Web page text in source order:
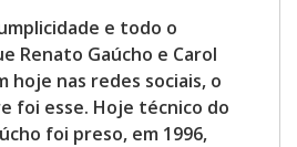
e todo o
Renato Gaúcho e Carol
hoje nas redes sociais, o
foi esse. Hoje técnico do
foi preso, em 1996,